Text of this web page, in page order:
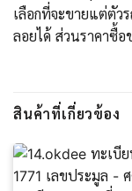
เลือกที่จะขายแต่ตัว
ลอยได้ ส่วนราคาซื้
สินค้าที่เกี่ยวข้อง